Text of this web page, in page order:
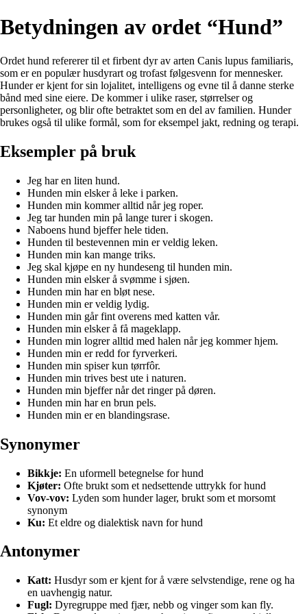
Betydningen av ordet “Hund”
Ordet hund refererer til et firbent dyr av arten Canis lupus familiaris,
som er en populær husdyrart og trofast følgesvenn for mennesker.
Hunder er kjent for sin lojalitet, intelligens og evne til å danne sterke
bånd med sine eiere. De kommer i ulike raser, størrelser og
personligheter, og blir ofte betraktet som en del av familien. Hunder
brukes også til ulike formål, som for eksempel jakt, redning og terapi.
Eksempler på bruk
Jeg har en liten hund.
Hunden min elsker å leke i parken.
Hunden min kommer alltid når jeg roper.
Jeg tar hunden min på lange turer i skogen.
Naboens hund bjeffer hele tiden.
Hunden til bestevennen min er veldig leken.
Hunden min kan mange triks.
Jeg skal kjøpe en ny hundeseng til hunden min.
Hunden min elsker å svømme i sjøen.
Hunden min har en bløt nese.
Hunden min er veldig lydig.
Hunden min går fint overens med katten vår.
Hunden min elsker å få mageklapp.
Hunden min logrer alltid med halen når jeg kommer hjem.
Hunden min er redd for fyrverkeri.
Hunden min spiser kun tørrfôr.
Hunden min trives best ute i naturen.
Hunden min bjeffer når det ringer på døren.
Hunden min har en brun pels.
Hunden min er en blandingsrase.
Synonymer
Bikkje: En uformell betegnelse for hund
Kjøter: Ofte brukt som et nedsettende uttrykk for hund
Vov-vov: Lyden som hunder lager, brukt som et morsomt
synonym
Ku: Et eldre og dialektisk navn for hund
Antonymer
Katt: Husdyr som er kjent for å være selvstendige, rene og ha
en uavhengig natur.
Fugl: Dyregruppe med fjær, nebb og vinger som kan fly.